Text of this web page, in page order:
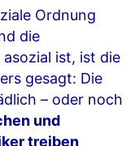
Ordnung
die
ist, ist die
gesagt: Die
– oder noch
und
treiben